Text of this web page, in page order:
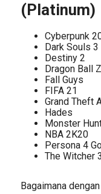
(Platinum)
Cyberpunk
Dark Souls 3
Destiny 2
Dragon Ball
Fall Guys
FIFA 21
Grand Theft
Hades
Monster
NBA 2K20
Persona 4
The Witcher
Bagaimana